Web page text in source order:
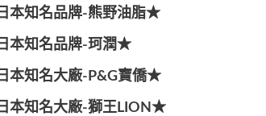
本知名品牌-熊野油脂★
本知名品牌-珂潤★
本知名大廠-P&G寶僑★
本知名大廠-獅王LION★